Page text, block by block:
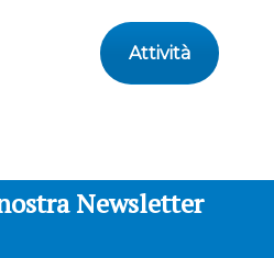
Attività
Newsletter